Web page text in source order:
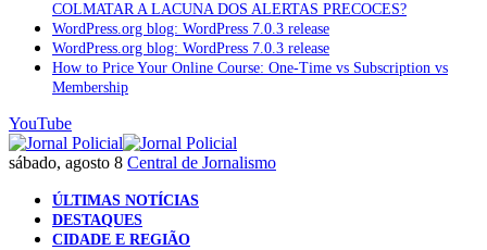
COLMATAR A LACUNA DOS ALERTAS PRECOCES?
WordPress.org blog: WordPress 7.0.3 release
WordPress.org blog: WordPress 7.0.3 release
How to Price Your Online Course: One-Time vs Subscription vs
Membership
YouTube
sábado, agosto 8 Central de Jornalismo
ÚLTIMAS NOTÍCIAS
DESTAQUES
CIDADE E REGIÃO